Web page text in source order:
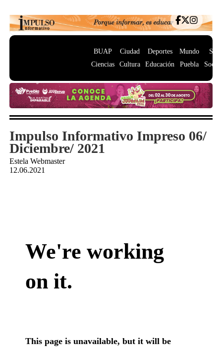
BUAP
Ciencias
Ciudad
Cultura
Deportes
Educación
Mundo
Puebla
Impulso Informativo Impreso 06/
Diciembre/ 2021
Estela Webmaster
12.06.2021